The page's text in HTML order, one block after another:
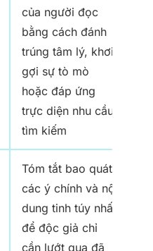
của người đọc
bằng cách đánh
trúng tâm lý, khơi
gợi sự tò mò
hoặc đáp ứng
trực diện nhu cầu
tìm kiếm
Tóm tắt bao quát
các ý chính và nội
dung tinh túy nhất
để độc giả chỉ
cần lướt qua đã